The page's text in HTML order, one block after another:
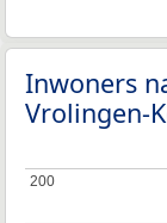
Inwoners
Vrolingen-
200
200